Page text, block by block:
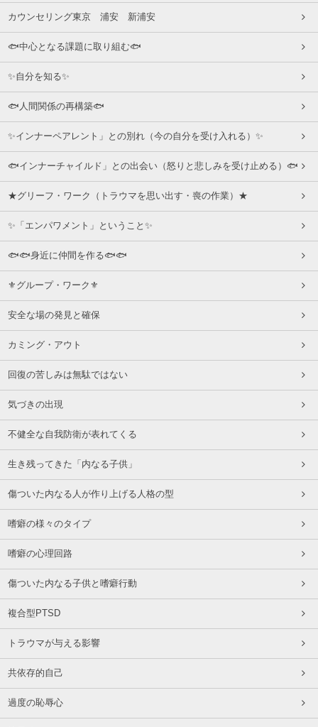
カウンセリング東京 浦安 新浦安
🐟中心となる課題に取り組む🐟
✨自分を知る✨
🐟人間関係の再構築🐟
✨インナーペアレント」との別れ（今の自分を受け入れる）✨
🐟インナーチャイルド」との出会い（怒りと悲しみを受け止める）🐟
★グリーフ・ワーク（トラウマを思い出す・喪の作業）★
✨「エンパワメント」ということ✨
🐟🐟身近に仲間を作る🐟🐟
⚜グループ・ワーク⚜
安全な場の発見と確保
カミング・アウト
回復の苦しみは無駄ではない
気づきの出現
不健全な自我防衛が表れてくる
生き残ってきた「内なる子供」
傷ついた内なる人が作り上げる人格の型
嗜癖の様々のタイプ
嗜癖の心理回路
傷ついた内なる子供と嗜癖行動
複合型PTSD
トラウマが与える影響
共依存的自己
過度の恥辱心